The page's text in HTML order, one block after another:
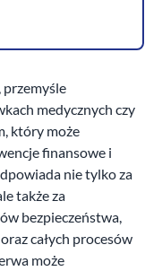
przemyśle
medycznych czy
który może
finansowe i
nie tylko za
także za
bezpieczeństwa,
całych procesów
może